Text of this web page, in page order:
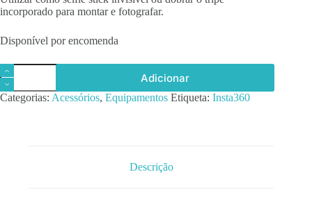
incorporado para montar e fotografar.
Disponível por encomenda
Quantidade
de
Insta360
2-
Adicionar
Categorias: Acessórios, Equipamentos Etiqueta: Insta360
Descrição